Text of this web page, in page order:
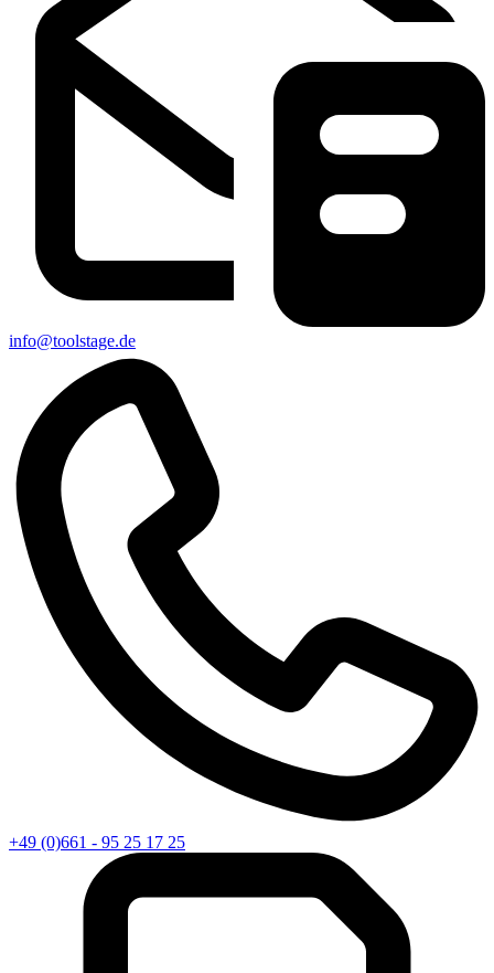
info@toolstage.de
+49 (0)661 - 95 25 17 25